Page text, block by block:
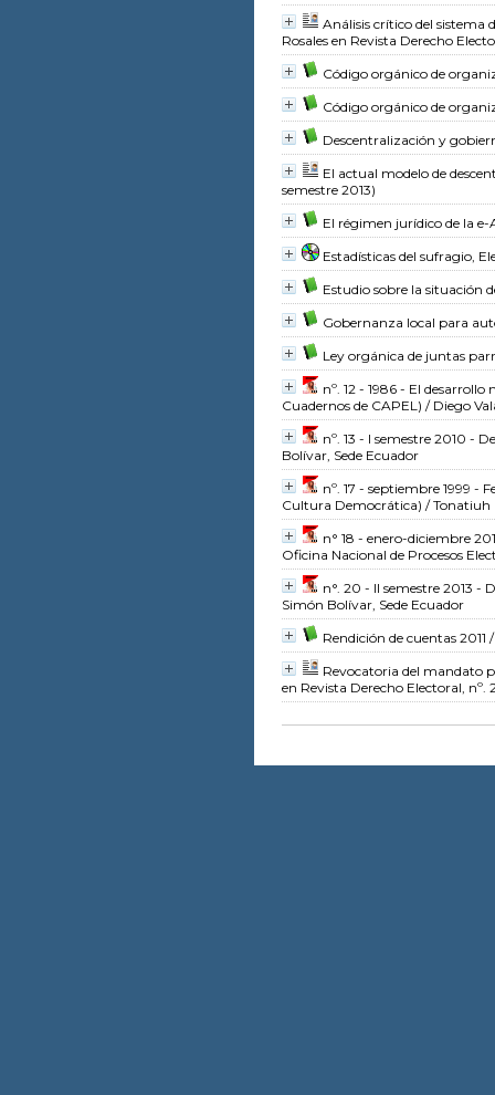
Análisis crítico del sistema
Rosales en Revista Derecho
Código orgánico de
Código orgánico de
Descentralización y
El actual modelo de
semestre 2013)
El régimen jurídico de la
Estadísticas del sufragio,
Estudio sobre la situación
Gobernanza local para
Ley orgánica de juntas
nº. 12 - 1986 - El
Cuadernos de CAPEL) / Diego
nº. 13 - I semestre 2010 -
Bolívar, Sede Ecuador
nº. 17 - septiembre 1999 -
Cultura Democrática) / Tonatiuh
n° 18 - enero-diciembre
Oficina Nacional de Procesos
n°. 20 - II semestre 2013 -
Simón Bolívar, Sede Ecuador
Rendición de cuentas 2011
Revocatoria del mandato
en Revista Derecho Electoral, nº.